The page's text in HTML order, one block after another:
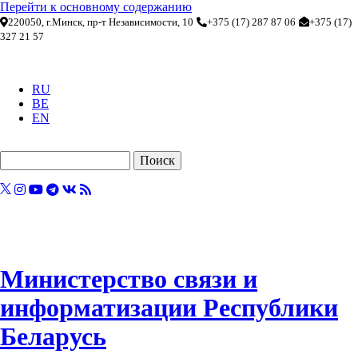
Перейти к основному содержанию
220050, г.Минск, пр-т Независимости, 10 +375 (17) 287 87 06
+375 (17)
327 21 57
RU
BE
EN
Министерство связи и
информатизации Республики
Беларусь